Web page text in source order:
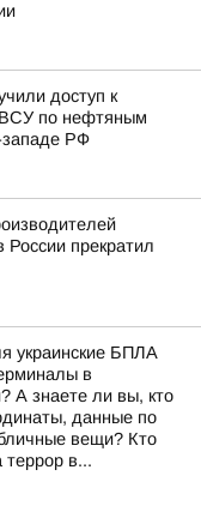
доступ к
ВСУ по нефтяным
западе РФ
России прекратил
украинские БПЛА
в
А знаете ли вы, кто
данные по
вещи? Кто
террор в...